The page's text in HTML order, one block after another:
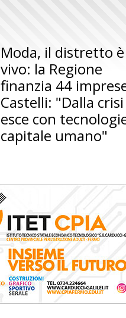
Moda, il distretto è
vivo: la Regione
finanzia 44
Castelli: "Dalla crisi
esce con
capitale umano"